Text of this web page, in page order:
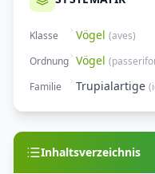
Klasse Vögel (aves)
Ordnung Vögel (
Familie
Trupialartige (
Inhaltsverzeichnis